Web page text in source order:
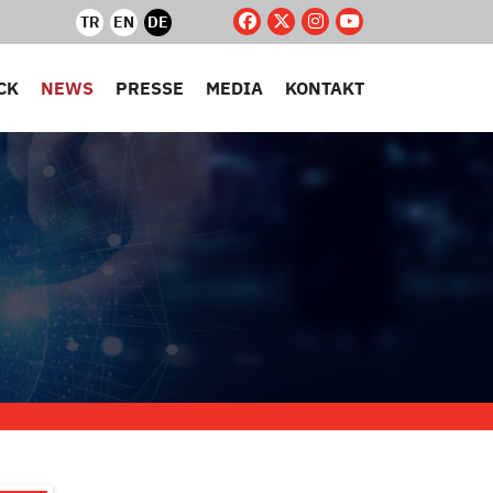
TR EN DE
NEWS PRESSE MEDIA KONTAKT